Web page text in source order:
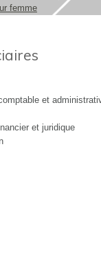
femme
et
et juridique